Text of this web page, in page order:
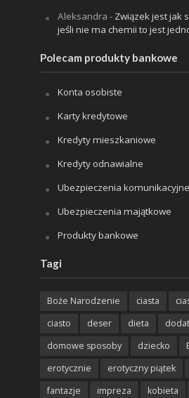
Aleksandra - Związek jest jak
jeśli nie ma chemii to jest
Polecam produkty bankowe
Konta osobiste
Karty kredytowe
Kredyty mieszkaniowe
Kredyty odnawialne
Ubezpieczenia komunikacyjne
Ubezpieczenia majątkowe
Produkty bankowe
Tagi
Boże Narodzenie ciasta
ciasto
deser dieta
domowe sposoby
dziecko
erotycznie
erotyczny piątek
fantazje
impreza kobieta